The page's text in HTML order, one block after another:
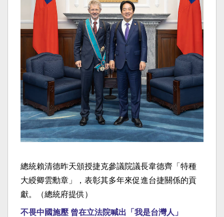
總統賴清德昨天頒授捷克參議院議長韋德齊「特種
大綬卿雲勳章」，表彰其多年來促進台捷關係的貢
獻。（總統府提供）
不畏中國施壓 曾在立法院喊出「我是台灣人」